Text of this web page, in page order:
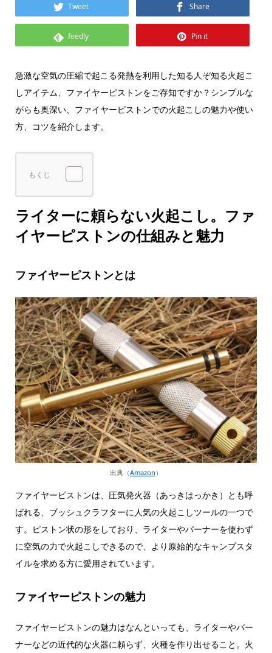
Tweet Share
feedly Pin it
急激な空気の圧縮で起こる発熱を利用した知る人ぞ知る火起こ
しアイテム、ファイヤーピストンをご存知ですか？シンプルな
がらも奥深い、ファイヤーピストンでの火起こしの魅力や使い
方、コツを紹介します。
もくじ
ライターに頼らない火起こし。ファ
イヤーピストンの仕組みと魅力
ファイヤーピストンとは
出典（Amazon ）
ファイヤーピストンは、圧気発火器（あっきはっかき）とも呼
ばれる、ブッシュクラフターに人気の火起こしツールの一つで
す。ピストン状の形をしており、ライターやバーナーを使わず
に空気の力で火起こしできるので、より原始的なキャンプスタ
イルを求める方に愛用されています。
ファイヤーピストンの魅力
ファイヤーピストンの魅力はなんといっても、ライターやバー
ナーなどの近代的な火器に頼らず、火種を作り出せること。火